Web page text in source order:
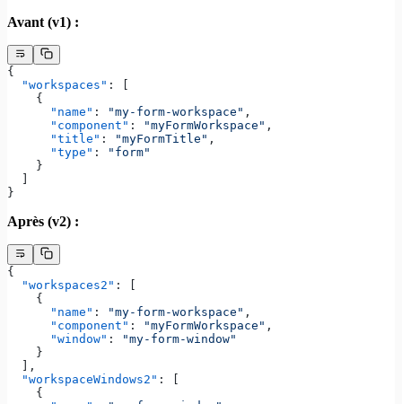
Avant (v1) :
{
  "workspaces"
: [
    {
      "name"
: "my-form-workspace" ,
      "component"
: "myFormWorkspace" ,
      "title"
: "myFormTitle" ,
      "type"
:
"form"
    }
}
Après (v2) :
{
  "workspaces2"
: [
    {
      "name"
: "my-form-workspace" ,
      "component"
: "myFormWorkspace" ,
      "window"
:
"my-form-window"
    }
  ],
  "workspaceWindows2"
: [
    {